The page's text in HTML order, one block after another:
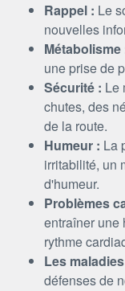
Rappel : Le
nouvelles
Métabolisme
une prise de
Sécurité : Le
chutes, des
de la route.
Humeur : La
irritabilité, un
d'humeur.
Problèmes
entraîner une
rythme
Les
défenses de